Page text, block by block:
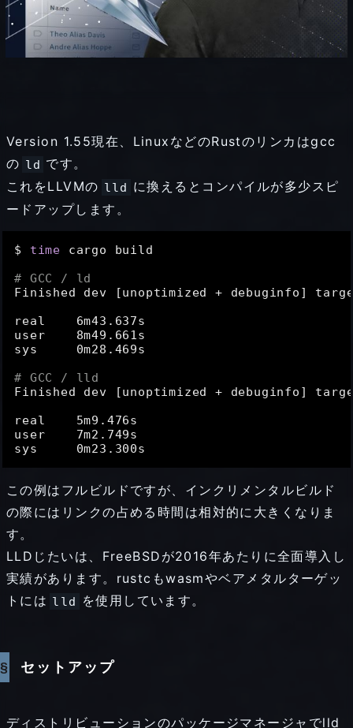
Version 1.55現在、LinuxなどのRustのリンカはgcc
の ld です。
これをLLVMの lld に換えるとコンパイルが多少スピ
ードアップします。
$ time cargo build
# GCC / ld
Finished dev [unoptimized + debuginfo]
real    6m43.637s
user    8m49.661s
sys     0m28.469s
# GCC / lld
Finished dev [unoptimized + debuginfo]
real    5m9.476s
user    7m2.749s
この例はフルビルドですが、インクリメンタルビルド
の際にはリンクの占める時間は相対的に大きくなりま
す。
LLDじたいは、FreeBSDが2016年あたりに全面導入し
実績があります。rustcもwasmやベアメタルターゲッ
トには lld を使用しています。
セットアップ
ディストリビューションのパッケージマネージャでlld